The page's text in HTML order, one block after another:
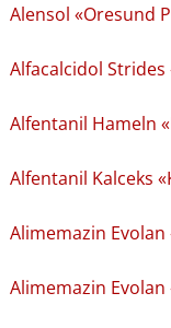
Alensol «Oresund
Alfacalcidol
Alfentanil Hameln
Alfentanil Kalceks
Alimemazin
Alimemazin Evolan